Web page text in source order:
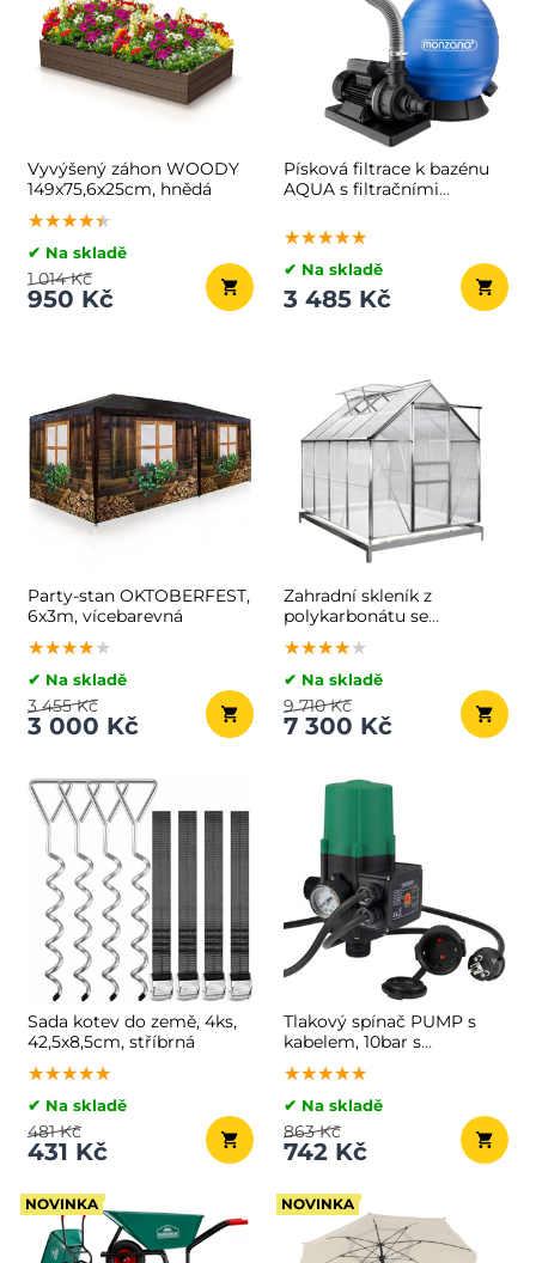
Vyvýšený záhon WOODY
149x75,6x25cm, hnědá
★★★★★
★★★★★
★★★★★
✔ Na skladě
950 Kč
1 014 Kč
Písková filtrace k bazénu
AQUA s filtračními
modrá
★★★★★
★★★★★
★★★★★
✔ Na skladě
3 485 Kč
Party-stan OKTOBERFEST,
6x3m, vícebarevná
★★★★★
★★★★★
★★★★★
✔ Na skladě
3 000 Kč
3 455 Kč
Zahradní skleník z
polykarbonátu se
základnou M4,
250x190x195cm,
transparentní
★★★★★
★★★★★
★★★★★
✔ Na skladě
7 300 Kč
9 710 Kč
Sada kotev do země, 4ks,
42,5x8,5cm, stříbrná
★★★★★
★★★★★
★★★★★
✔ Na skladě
431 Kč
481 Kč
Tlakový spínač PUMP s
kabelem, 10bar s
manometrem, zelená
★★★★★
★★★★★
★★★★★
✔ Na skladě
742 Kč
863 Kč
NOVINKA NOVINKA